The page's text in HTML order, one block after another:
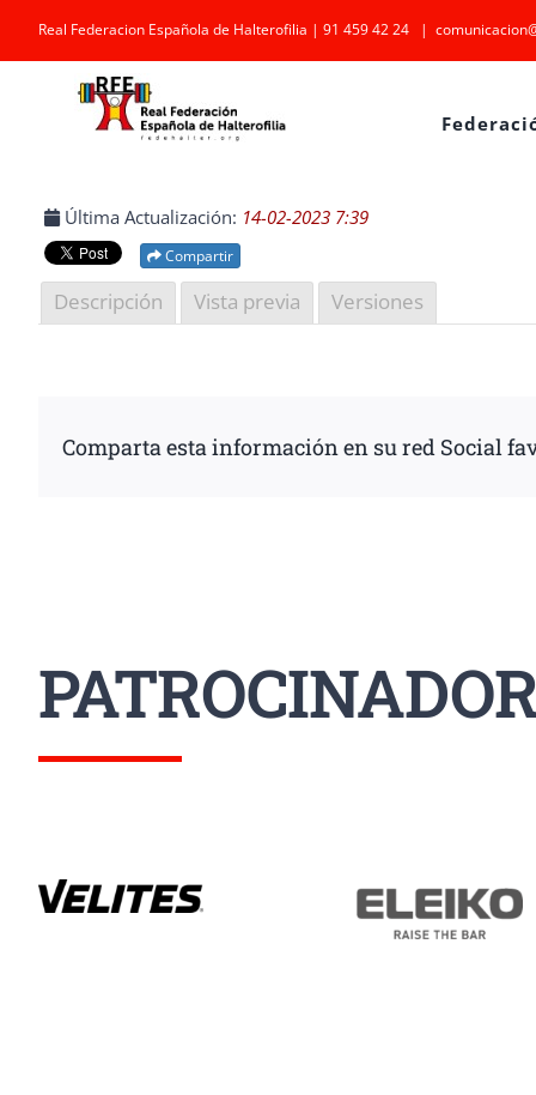
Saltar
al
contenido
Real Federacion Española de Halterofilia | 91 459 42 24 |
Última Actualización: 14-02-2023 7:39
Compartir
Descripción Vista previa Versiones
Comparta esta información en su red Social